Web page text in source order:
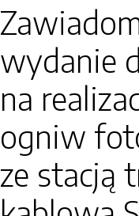
wydanie
na
ogniw
ze stacją